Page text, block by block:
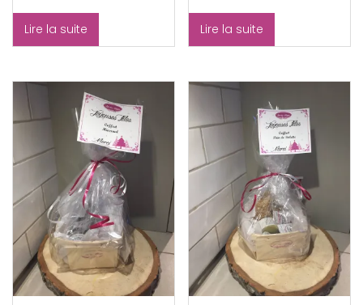
Lire la suite Lire la suite